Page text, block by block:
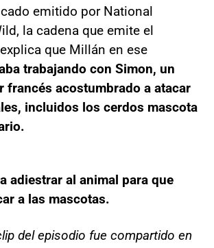
emitido por National
la cadena que emite el
que Millán en ese
trabajando con Simon, un
francés acostumbrado a atacar
incluidos los cerdos mascota
adiestrar al animal para que
a las mascotas.
del episodio fue compartido en